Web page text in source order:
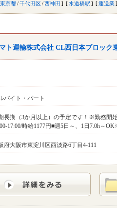
東京都/千代田区/西神田 水道橋駅 運送業
ト運輸株式会社 CL西日本ブロック
バイト・パート
長期（3か月以上）の予定です！※勤務開
17:00/時給1177円■週5日～、1日7.0h～
府大阪市東淀川区西淡路6丁目4-111